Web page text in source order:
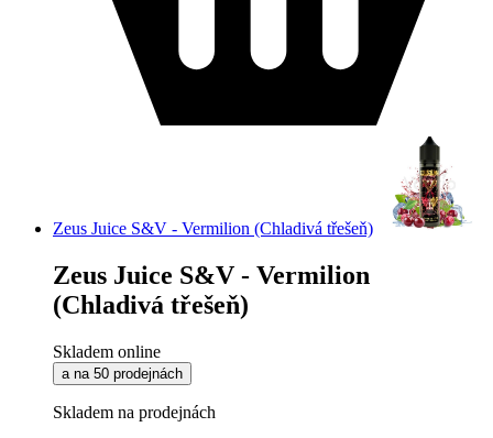
Zeus Juice S&V - Vermilion (Chladivá třešeň)
Zeus Juice S&V - Vermilion
(Chladivá třešeň)
Skladem online
a na 50 prodejnách
Skladem na prodejnách